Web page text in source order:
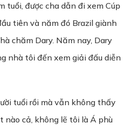
tuổi, được cha dẫn đi xem Cúp
tiên và năm đó Brazil giành
chăm Dary. Năm nay, Dary
nhà tôi đến xem giải đấu diễn
tuổi rồi mà vẫn không thấy
nào cả, không lẽ tôi là Á phù